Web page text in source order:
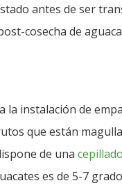
antes de ser
cosecha de
instalación de
que están
de una
es de 5-7